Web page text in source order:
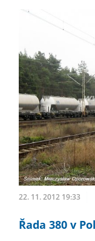
22. 11. 2012 19:33
Řada 380 v